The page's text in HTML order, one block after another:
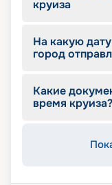
круиза
На какую
город
Какие
время круиза?